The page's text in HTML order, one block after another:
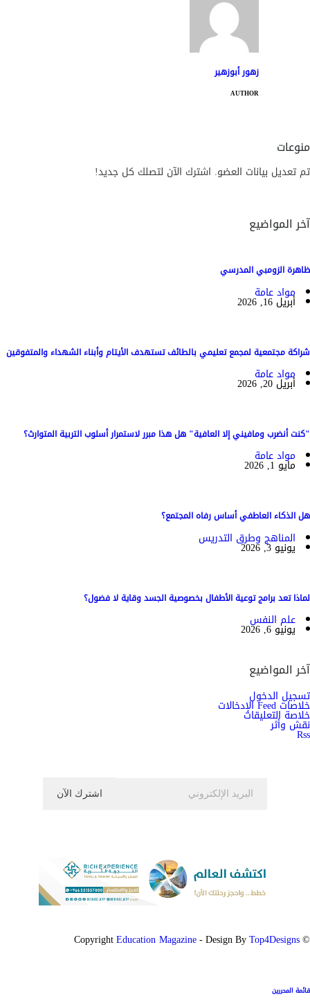
زهور أبوزهير
AUTHOR
منوعات
تم تعديل بيانات العضو. اشترك الآن لتصلك كل جديد!
آخر المواضيع
ظاهرة الزومبي المدرسي
مواد عامة
أبريل 16, 2026
شراكة مجتمعية لمجمع تعليمي بالطائف تستهدف الأيتام وأبناء الشهداء والمتفوقين
مواد عامة
أبريل 20, 2026
"كنت أنضرب ومافيني إلا العافية" هل هذا مبرر لاستمرار أسلوب التربية المتوارث؟
مواد عامة
مايو 1, 2026
هل الذكاء العاطفي أساس رفاه المجتمع؟
المناهج وطرق التدريس
يونيو 3, 2026
لماذا تعد برامج توعية الأطفال بخصوصية الجسد وقاية لا فضول؟
علم النفس
يونيو 6, 2026
آخر المواضيع
تسجيل الدخول
خلاصات Feed الإدخالات
خلاصة التعليقات
نقش وأثر
Rss
© Copyright
Education Magazine - Design By Top4Designs
قائمة المحررين